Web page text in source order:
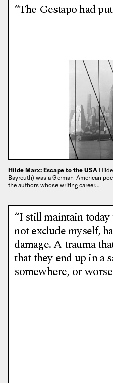
“The Gestapo had
Hilde Marx: Escape to the USA
Bayreuth) was a German-American
the authors whose writing career…
“I still maintain
not exclude myself,
damage. A trauma
that they end up in a
somewhere, or